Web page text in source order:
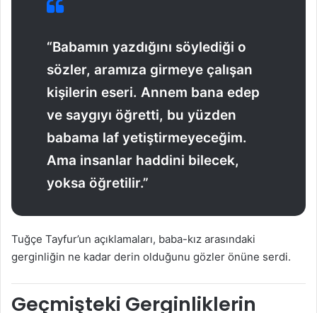
“Babamın yazdığını söylediği o
sözler, aramıza girmeye çalışan
kişilerin eseri. Annem bana edep
ve saygıyı öğretti, bu yüzden
babama laf yetiştirmeyeceğim.
Ama insanlar haddini bilecek,
yoksa öğretilir.”
Tuğçe Tayfur’un açıklamaları, baba-kız arasındaki
gerginliğin ne kadar derin olduğunu gözler önüne serdi.
Geçmişteki Gerginliklerin